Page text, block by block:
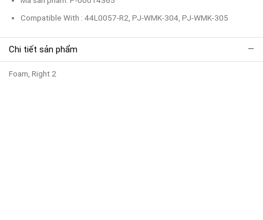
Compatible With : 44L0057-R2, PJ-WMK-304, PJ-WMK-305
Chi tiết sản phẩm
Foam, Right 2